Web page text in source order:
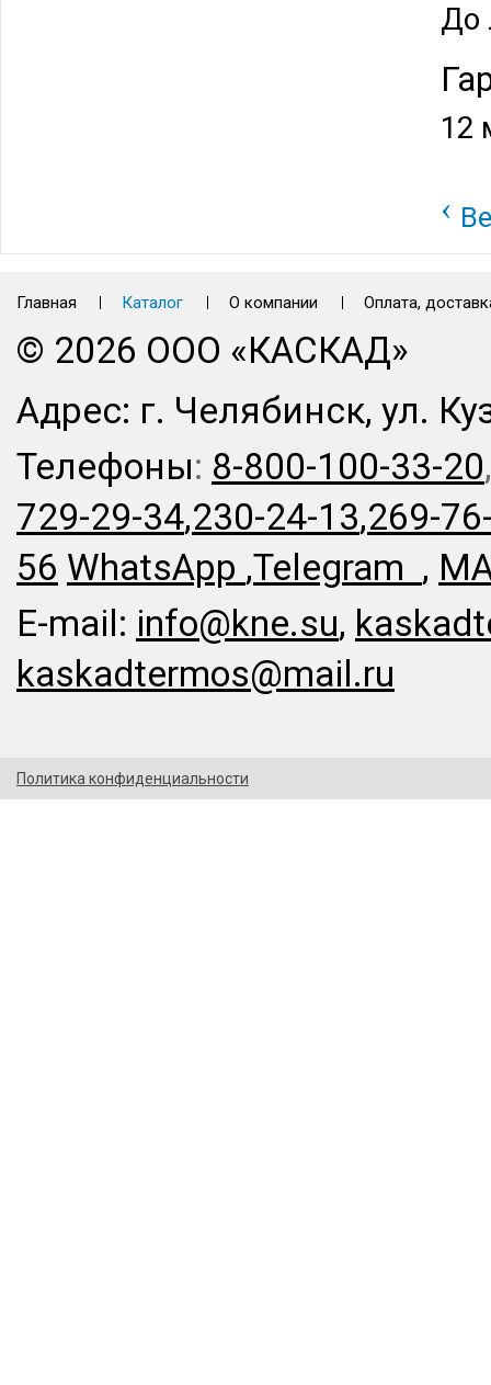
До
12
‹
Главная Каталог О компании Оплата,
© 2026 ООО «КАСКАД»
Адрес: г. Челябинск, ул.
Телефоны: 8-800-100-33-20
729-29-34,230-24-13,269-
56 WhatsApp ,Telegram ,
E-mail: info@kne.su,
kaskadtermos@mail.ru
Политика конфиденциальности